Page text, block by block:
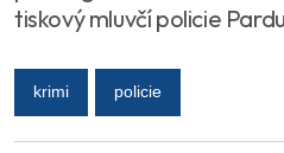
tiskový mluvčí policie
krimi policie